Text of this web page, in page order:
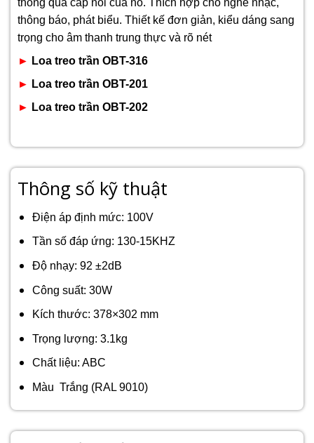
thông qua cáp nối của nó. Thích hợp cho nghe nhạc,
thông báo, phát biểu. Thiết kế đơn giản, kiểu dáng sang
trọng cho âm thanh trung thực và rõ nét
► Loa treo trần OBT-316
► Loa treo trần OBT-201
► Loa treo trần OBT-202
Thông số kỹ thuật
Điện áp định mức: 100V
Tần số đáp ứng: 130-15KHZ
Độ nhạy: 92 ±2dB
Công suất: 30W
Kích thước: 378×302 mm
Trọng lượng: 3.1kg
Chất liệu: ABC
Màu Trắng (RAL 9010)